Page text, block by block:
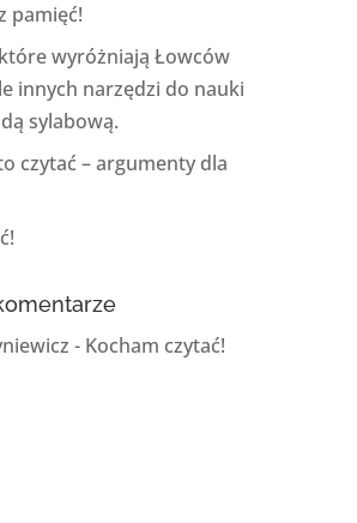
pamięć!
wyróżniają Łowców
innych narzędzi do nauki
sylabową.
czytać – argumenty dla
- Kocham czytać!